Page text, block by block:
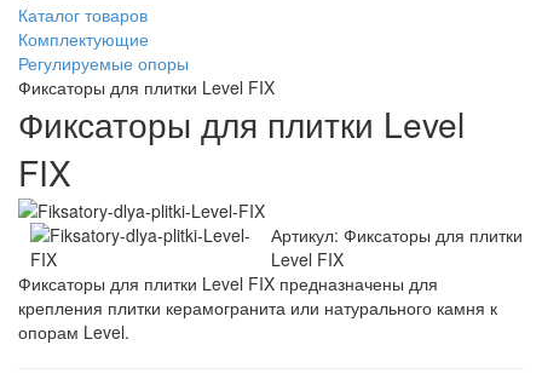
Каталог товаров
Комплектующие
Регулируемые опоры
Фиксаторы для плитки Level FIX
Фиксаторы для плитки Level
FIX
Артикул: Фиксаторы для плитки
Level FIX
Фиксаторы для плитки Level FIX предназначены для
крепления плитки керамогранита или натурального камня к
опорам Level.